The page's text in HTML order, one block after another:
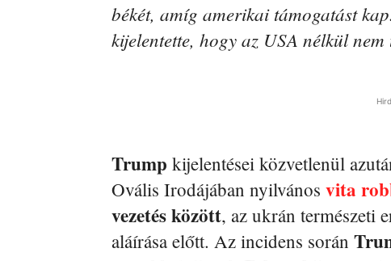
békét, amíg amerikai támogatást
kijelentette, hogy az USA nélkül
Trump kijelentései közvetlenül
Ovális Irodájában nyilvános vita
vezetés között, az ukrán természeti
aláírása előtt. Az incidens során